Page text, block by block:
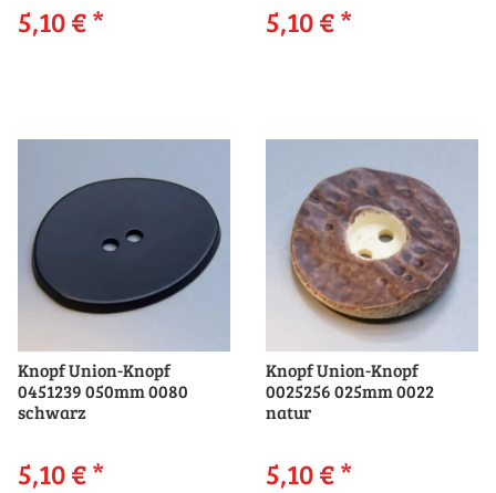
5,10 €* 5,10 €*
Knopf Union-Knopf
0451239 050mm 0080
schwarz
5,10 €*
Knopf Union-Knopf
0025256 025mm 0022
natur
5,10 €*